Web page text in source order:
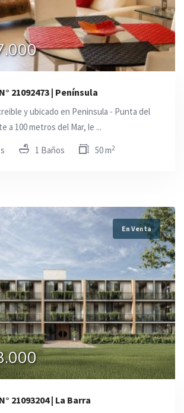
21092473 | Península
y ubicado en Peninsula - Punta del
a 100 metros del Mar, le ...
1 Baños 50 m2
En Venta
21093204 | La Barra